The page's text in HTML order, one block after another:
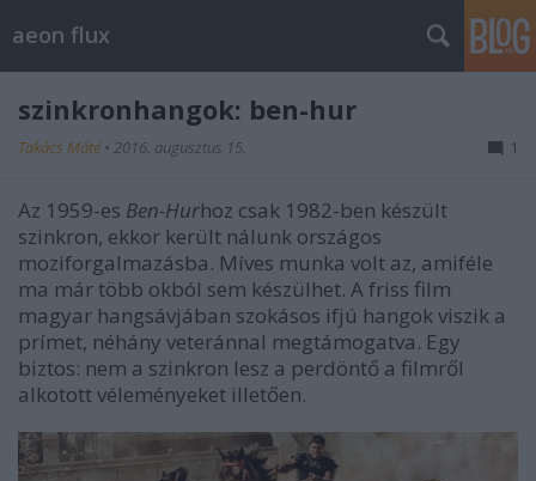
aeon flux
szinkronhangok: ben-hur
Takács Máté • 2016. augusztus 15. 1
Az 1959-es Ben-Hurhoz csak 1982-ben készült
szinkron, ekkor került nálunk országos
moziforgalmazásba. Míves munka volt az, amiféle
ma már több okból sem készülhet. A friss film
magyar hangsávjában szokásos ifjú hangok viszik a
prímet, néhány veteránnal megtámogatva. Egy
biztos: nem a szinkron lesz a perdöntő a filmről
alkotott véleményeket illetően.